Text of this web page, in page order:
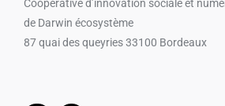
Coopérative d’innovation sociale et
de Darwin écosystème
87 quai des queyries 33100 Bordeaux